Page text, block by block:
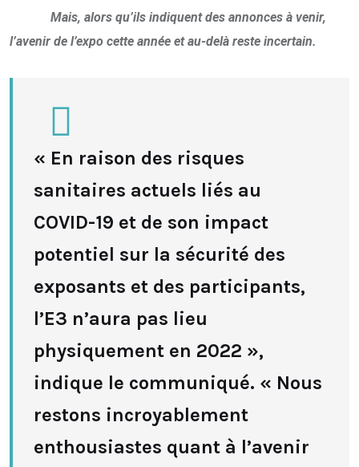
Mais, alors qu’ils indiquent des annonces à venir,
l’avenir de l’expo cette année et au-delà reste incertain.
« En raison des risques
sanitaires actuels liés au
COVID-19 et de son impact
potentiel sur la sécurité des
exposants et des participants,
l’E3 n’aura pas lieu
physiquement en 2022 »,
indique le communiqué. « Nous
restons incroyablement
enthousiastes quant à l’avenir